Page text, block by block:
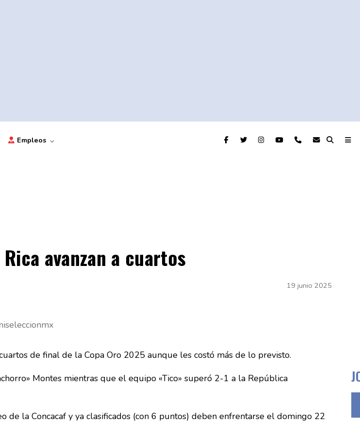
Empleos
avanzan a cuartos
19 junio 2025
de final de la Copa Oro 2025 aunque les costó más de lo previsto.
Montes mientras que el equipo «Tico» superó 2-1 a la República
de la Concacaf y ya clasificados (con 6 puntos) deben enfrentarse el domingo 22